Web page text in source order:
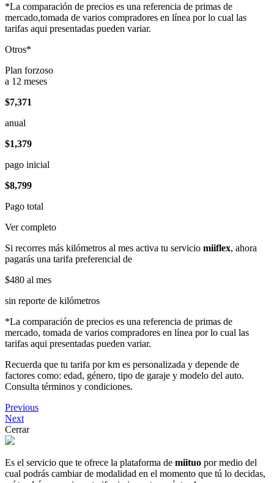
*La comparación de precios es una referencia de primas de
mercado,tomada de varios compradores en línea por lo cual las
tarifas aqui presentadas pueden variar.
Otros*
Plan forzoso
a 12 meses
$7,371
anual
$1,379
pago inicial
$8,799
Pago total
Ver completo
Si recorres más kilómetros al mes activa tu servicio miiflex, ahora
pagarás una tarifa preferencial de
$480 al mes
sin reporte de kilómetros
*La comparación de precios es una referencia de primas de
mercado, tomada de varios compradores en línea por lo cual las
tarifas aqui presentadas pueden variar.
Recuerda que tu tarifa por km es personalizada y depende de
factores como: edad, género, tipo de garaje y modelo del auto.
Consulta términos y condiciones.
Previous
Next
Cerrar
Es el servicio que te ofrece la plataforma de miituo por medio del
cual podrás cambiar de modalidad en el momento que tú lo decidas,